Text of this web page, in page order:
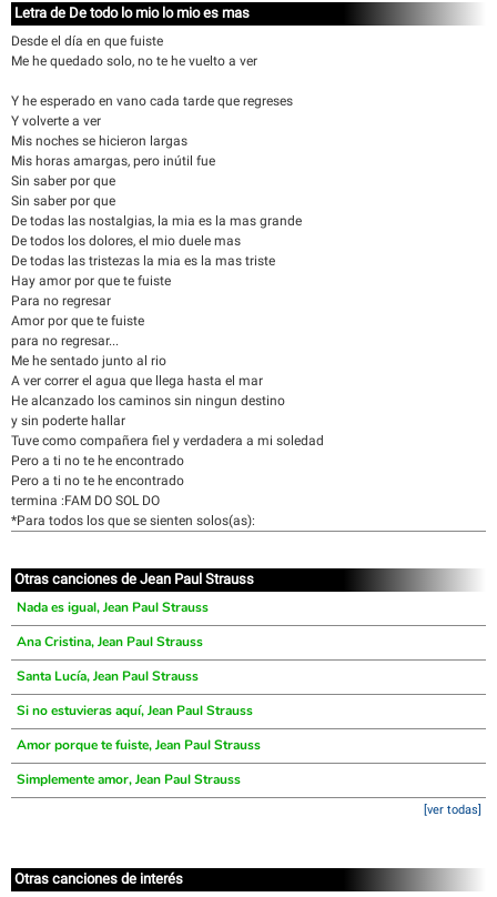
Letra de De todo lo mio lo mio es mas
Desde el día en que fuiste
Me he quedado solo, no te he vuelto a ver
Y he esperado en vano cada tarde que regreses
Y volverte a ver
Mis noches se hicieron largas
Mis horas amargas, pero inútil fue
Sin saber por que
Sin saber por que
De todas las nostalgias, la mia es la mas grande
De todos los dolores, el mio duele mas
De todas las tristezas la mia es la mas triste
Hay amor por que te fuiste
Para no regresar
Amor por que te fuiste
para no regresar...
Me he sentado junto al rio
A ver correr el agua que llega hasta el mar
He alcanzado los caminos sin ningun destino
y sin poderte hallar
Tuve como compañera fiel y verdadera a mi soledad
Pero a ti no te he encontrado
Pero a ti no te he encontrado
termina :FAM DO SOL DO
*Para todos los que se sienten solos(as):
Otras canciones de Jean Paul Strauss
Nada es igual, Jean Paul Strauss
Ana Cristina, Jean Paul Strauss
Santa Lucía, Jean Paul Strauss
Si no estuvieras aquí, Jean Paul Strauss
Amor porque te fuiste, Jean Paul Strauss
Simplemente amor, Jean Paul Strauss
[ver todas]
Otras canciones de interés